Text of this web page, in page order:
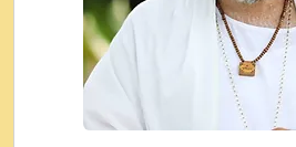
तू कर प्रीतम से प्रीत, यूहीं
2018 - Rishikesh - Swami
Maharaj.mp3
न म गवद गपल गद फर, पयर